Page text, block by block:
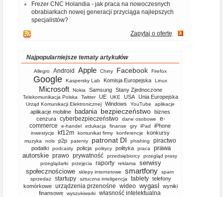
Frezer CNC Holandia - jak praca na nowoczesnych
obrabiarkach nowej generacji przyciąga najlepszych
specjalistów?
Zapytaj o ofertę
Najpopularniejsze tematy artykułów
Allegro Android Apple Chiny Facebook Firefox
Google Kaspersky Lab Komisja Europejska Linux
Microsoft Nokia Samsung Stany Zjednoczone
Telekomunikacja Polska Twitter UE UKE USA Unia Europejska
Urząd Komunikacji Elektronicznej Windows YouTube aplikacje
aplikacje mobilne badania bezpieczeństwo biznes
cenzura cyberbezpieczeństwo dane osobowe
e-
commerce
e-handel edukacja finanse gry iPad iPhone
inwestycje kf12m komunikat firmy konferencje konkursy
muzyka nols p2p patenty patronat DI phishing piractwo
podatki podcasty policja politycy polityka praca
prawa
autorskie prawo prywatność przedsiębiorcy
przegląd prasy
przeglądarki
przejęcia raporty reklama
serwisy
społecznościowe
sklepy internetowe smartfony
spam
sprzedaż
startupy sztuczna inteligencja tablety telefony
komórkowe
urządzenia przenośne wideo wygasl
wyniki
finansowe
wyszukiwarki własność intelektualna